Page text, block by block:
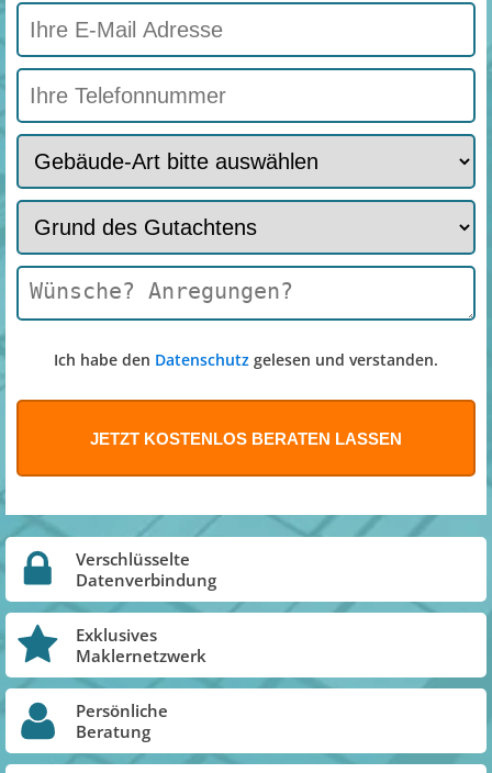
Ich habe den Datenschutz gelesen und verstanden.
Verschlüsselte
Datenverbindung
Exklusives
Maklernetzwerk
Persönliche
Beratung